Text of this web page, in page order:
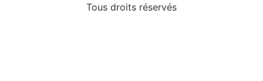
Tous droits réservés